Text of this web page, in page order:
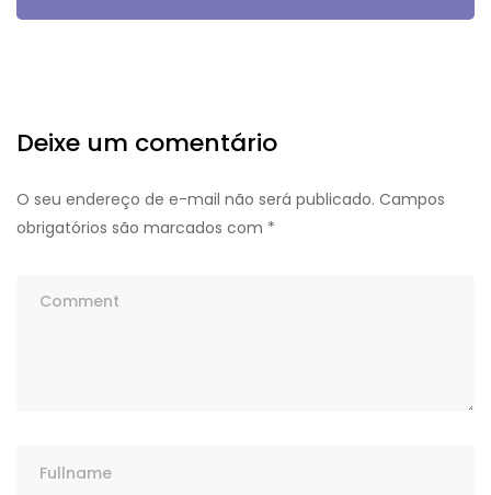
Deixe um comentário
O seu endereço de e-mail não será publicado. Campos
obrigatórios são marcados com *